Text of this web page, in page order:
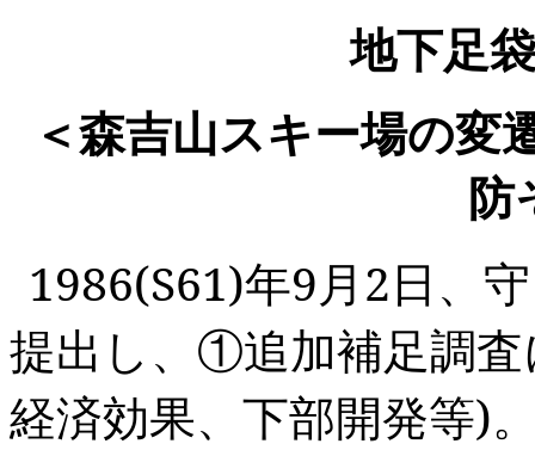
地下足
＜森吉山スキー場の
防
1986(S61)年9月2日、
提出し、①追加補足調
経済効果、下部開発等)